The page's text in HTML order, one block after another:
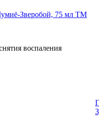
Зверобой, 75 мл ТМ
воспаления